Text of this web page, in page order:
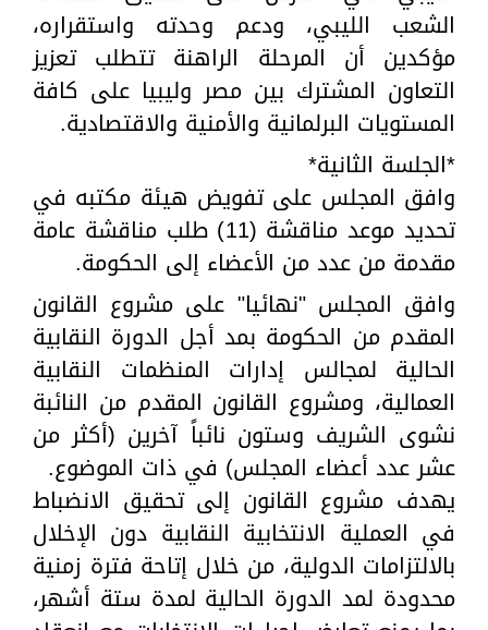
الشعب الليبي، ودعم وحدته واستقراره،
مؤكدين أن المرحلة الراهنة تتطلب تعزيز
التعاون المشترك بين مصر وليبيا على كافة
المستويات البرلمانية والأمنية والاقتصادية.
*الجلسة الثانية*
وافق المجلس على تفويض هيئة مكتبه في
تحديد موعد مناقشة (11) طلب مناقشة عامة
مقدمة من عدد من الأعضاء إلى الحكومة.
وافق المجلس "نهائيا" على مشروع القانون
المقدم من الحكومة بمد أجل الدورة النقابية
الحالية لمجالس إدارات المنظمات النقابية
العمالية، ومشروع القانون المقدم من النائبة
نشوى الشريف وستون نائباً آخرين (أكثر من
عشر عدد أعضاء المجلس) في ذات الموضوع.
يهدف مشروع القانون إلى تحقيق الانضباط
في العملية الانتخابية النقابية دون الإخلال
بالالتزامات الدولية، من خلال إتاحة فترة زمنية
محدودة لمد الدورة الحالية لمدة ستة أشهر،